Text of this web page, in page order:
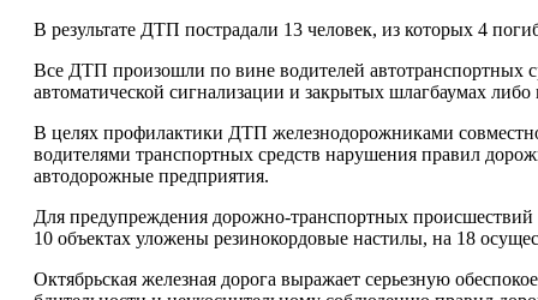
В результате ДТП пострадали 13 человек, из которых 4
Все ДТП произошли по вине водителей автотранспортных
автоматической сигнализации и закрытых шлагбаумах
В целях профилактики ДТП железнодорожниками
водителями транспортных средств нарушения правил
автодорожные предприятия.
Для предупреждения дорожно-транспортных
10 объектах уложены резинокордовые настилы, на 18
Октябрьская железная дорога выражает серьезную